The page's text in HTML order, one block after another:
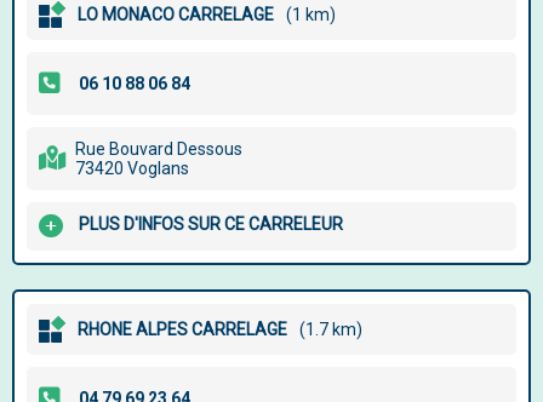
LO MONACO CARRELAGE (1 km)
Rue Bouvard Dessous
73420 Voglans
PLUS D'INFOS SUR CE CARRELEUR
RHONE ALPES CARRELAGE (1.7 km)